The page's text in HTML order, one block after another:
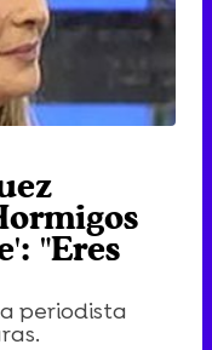
"Eres
periodista